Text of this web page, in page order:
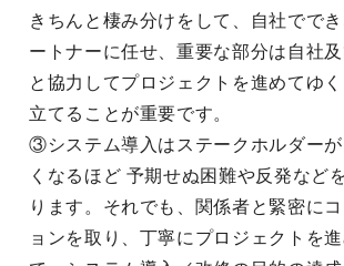
きちんと棲み分けをして、自社でで
ートナーに任せ、重要な部分は自社
と協力してプロジェクトを進めてゆ
立てることが重要です。
③システム導入はステークホルダー
くなるほど 予期せぬ困難や反発など
ります。それでも、関係者と緊密に
ョンを取り、丁寧にプロジェクトを